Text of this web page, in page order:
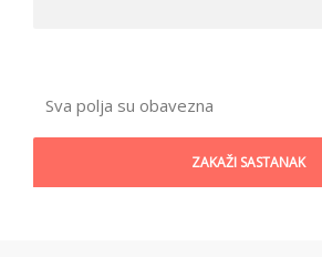
Sva polja su obavezna